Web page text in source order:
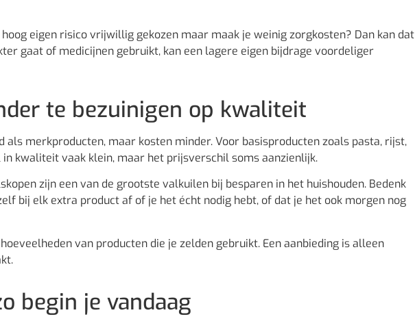
eigen risico vrijwillig gekozen maar maak je weinig zorgkosten? Dan kan dat
gaat of medicijnen gebruikt, kan een lagere eigen bijdrage voordeliger
te bezuinigen op kwaliteit
als merkproducten, maar kosten minder. Voor basisproducten zoals pasta, rijst,
kwaliteit vaak klein, maar het prijsverschil soms aanzienlijk.
zijn een van de grootste valkuilen bij besparen in het huishouden. Bedenk
bij elk extra product af of je het écht nodig hebt, of dat je het ook morgen nog
van producten die je zelden gebruikt. Een aanbieding is alleen
begin je vandaag